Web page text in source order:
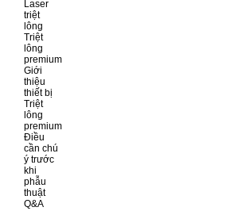
Laser
triệt
lông
Triệt
lông
premium
Giới
thiệu
thiết bị
Triệt
lông
premium
Điều
cần chú
ý trước
khi
phẫu
thuật
Q&A